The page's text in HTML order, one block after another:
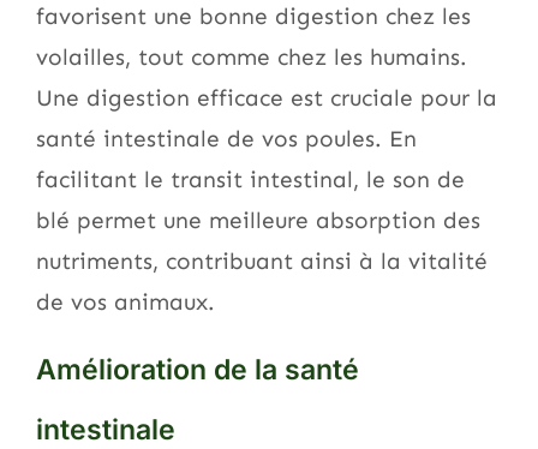
favorisent une bonne digestion chez les
volailles, tout comme chez les humains.
Une digestion efficace est cruciale pour la
santé intestinale de vos poules. En
facilitant le transit intestinal, le son de
blé permet une meilleure absorption des
nutriments, contribuant ainsi à la vitalité
de vos animaux.
Amélioration de la santé
intestinale